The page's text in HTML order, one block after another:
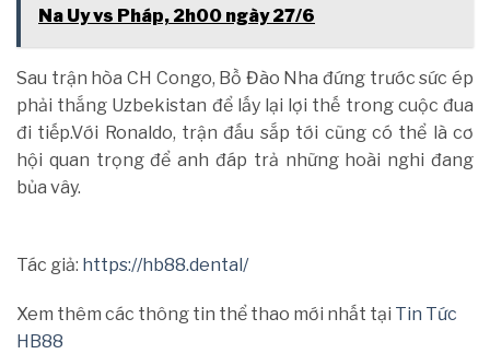
Na Uy vs Pháp, 2h00 ngày 27/6
Sau trận hòa CH Congo, Bồ Đào Nha đứng trước sức ép
phải thắng Uzbekistan để lấy lại lợi thế trong cuộc đua
đi tiếp.Với Ronaldo, trận đấu sắp tới cũng có thể là cơ
hội quan trọng để anh đáp trả những hoài nghi đang
bủa vây.
Tác giả: https://hb88.dental/
Xem thêm các thông tin thể thao mới nhất tại Tin Tức
HB88